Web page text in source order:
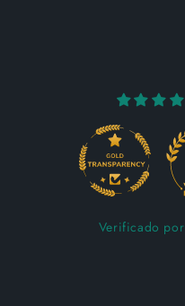
Verificado por